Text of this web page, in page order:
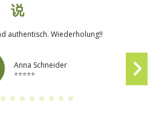
说
authentisch. Wiederholung!!
Anna Schneider
⭐⭐⭐⭐⭐